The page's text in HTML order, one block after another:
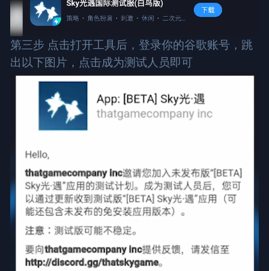
第三步 点击打开工具后，登录你的谷歌账号，跳
出以下图片，点击成为测试人员即可